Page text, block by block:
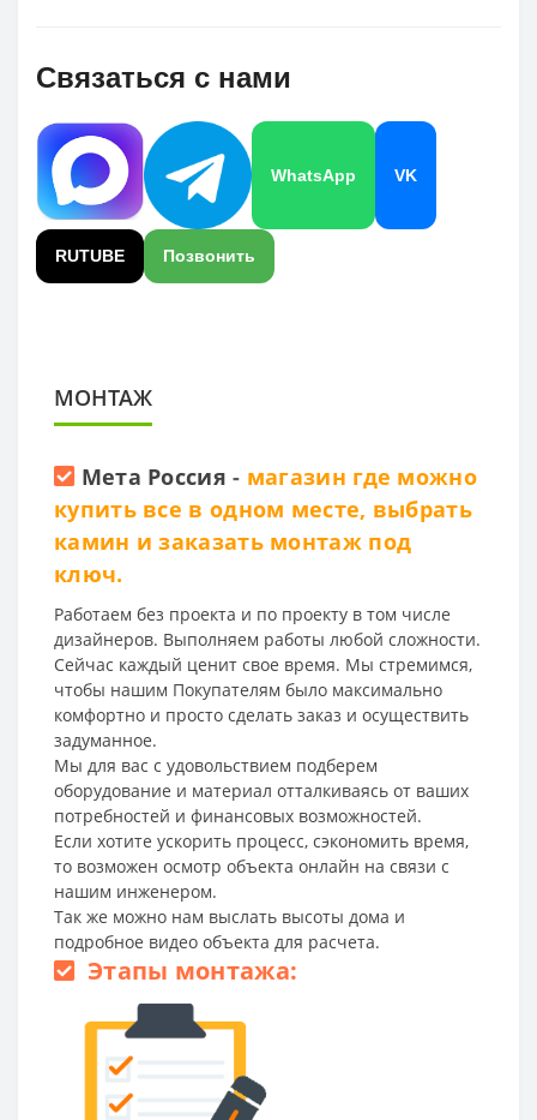
Связаться с нами
WhatsApp VK
RUTUBE Позвонить
МОНТАЖ
Мета Россия - магазин где можно
купить все в одном месте, выбрать
камин и заказать монтаж под
ключ.
Работаем без проекта и по проекту в том числе
дизайнеров. Выполняем работы любой сложности.
Сейчас каждый ценит свое время. Мы стремимся,
чтобы нашим Покупателям было максимально
комфортно и просто сделать заказ и осуществить
задуманное.
Мы для вас с удовольствием подберем
оборудование и материал отталкиваясь от ваших
потребностей и финансовых возможностей.
Если хотите ускорить процесс, сэкономить время,
то возможен осмотр объекта онлайн на связи с
нашим инженером.
Так же можно нам выслать высоты дома и
подробное видео объекта для расчета.
Этапы монтажа: